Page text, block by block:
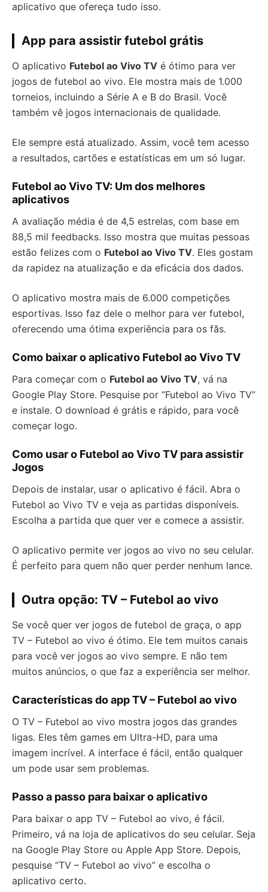
aplicativo que ofereça tudo isso.
App para assistir futebol grátis
O aplicativo Futebol ao Vivo TV é ótimo para ver
jogos de futebol ao vivo. Ele mostra mais de 1.000
torneios, incluindo a Série A e B do Brasil. Você
também vê jogos internacionais de qualidade.
Ele sempre está atualizado. Assim, você tem acesso
a resultados, cartões e estatísticas em um só lugar.
Futebol ao Vivo TV: Um dos melhores
aplicativos
A avaliação média é de 4,5 estrelas, com base em
88,5 mil feedbacks. Isso mostra que muitas pessoas
estão felizes com o Futebol ao Vivo TV. Eles gostam
da rapidez na atualização e da eficácia dos dados.
O aplicativo mostra mais de 6.000 competições
esportivas. Isso faz dele o melhor para ver futebol,
oferecendo uma ótima experiência para os fãs.
Como baixar o aplicativo Futebol ao Vivo TV
Para começar com o Futebol ao Vivo TV, vá na
Google Play Store. Pesquise por “Futebol ao Vivo TV”
e instale. O download é grátis e rápido, para você
começar logo.
Como usar o Futebol ao Vivo TV para assistir
Jogos
Depois de instalar, usar o aplicativo é fácil. Abra o
Futebol ao Vivo TV e veja as partidas disponíveis.
Escolha a partida que quer ver e comece a assistir.
O aplicativo permite ver jogos ao vivo no seu celular.
É perfeito para quem não quer perder nenhum lance.
Outra opção: TV – Futebol ao vivo
Se você quer ver jogos de futebol de graça, o app
TV – Futebol ao vivo é ótimo. Ele tem muitos canais
para você ver jogos ao vivo sempre. E não tem
muitos anúncios, o que faz a experiência ser melhor.
Características do app TV – Futebol ao vivo
O TV – Futebol ao vivo mostra jogos das grandes
ligas. Eles têm games em Ultra-HD, para uma
imagem incrível. A interface é fácil, então qualquer
um pode usar sem problemas.
Passo a passo para baixar o aplicativo
Para baixar o app TV – Futebol ao vivo, é fácil.
Primeiro, vá na loja de aplicativos do seu celular. Seja
na Google Play Store ou Apple App Store. Depois,
pesquise “TV – Futebol ao vivo” e escolha o
aplicativo certo.